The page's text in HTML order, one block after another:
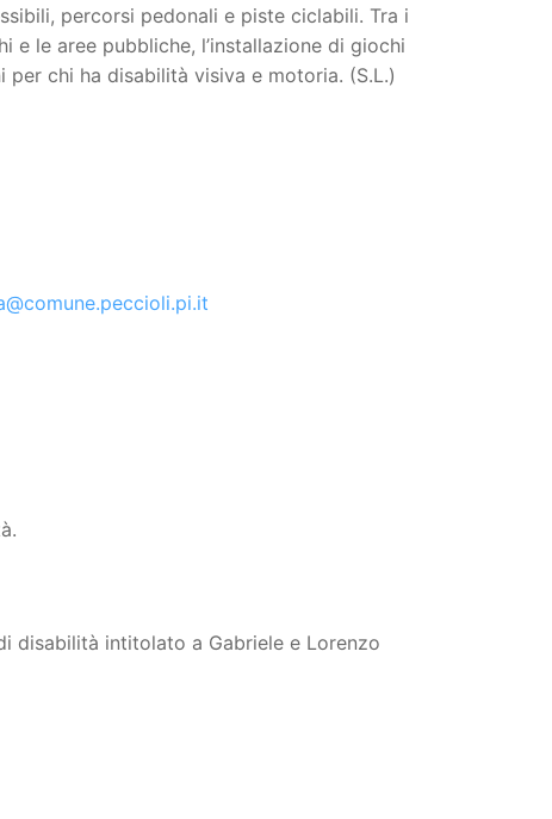
percorsi pedonali e piste ciclabili. Tra i
le aree pubbliche, l’installazione di giochi
chi ha disabilità visiva e motoria. (S.L.)
disabilità intitolato a Gabriele e Lorenzo